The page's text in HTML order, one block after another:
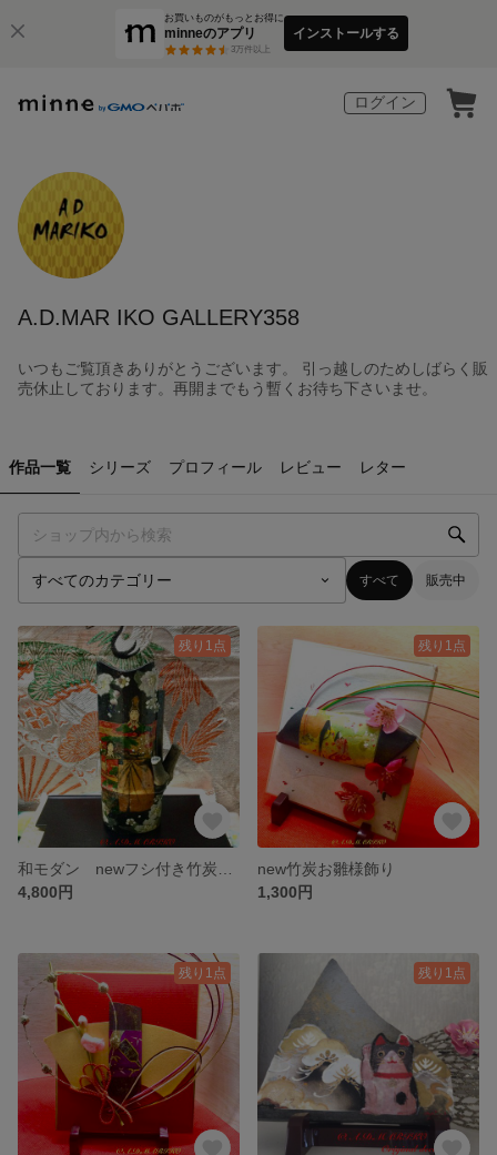
お買いものがもっとお得に
minneのアプリ
3万件以上
インストールする
ログイン
A.D.MAR IKO GALLERY358
いつもご覧頂きありがとうございます。 引っ越しのためしばらく販
売休止しております。再開までもう暫くお待ち下さいませ。
作品一覧 シリーズ プロフィール レビュー レター
すべて 販売中
残り1点
4,800円
残り1点
new竹炭お雛様飾り
1,300円
残り1点 残り1点